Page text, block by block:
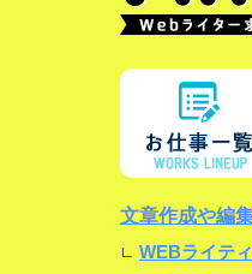
文章作成や編
WEBライテ